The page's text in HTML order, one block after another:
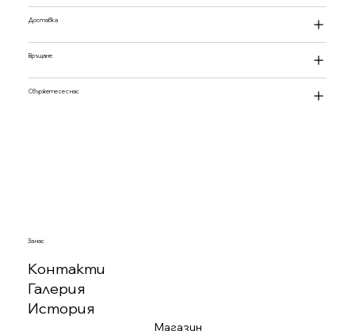
Доставка
Връщане
Свържете се с нас
За нас
Контакти
Галерия
История
Магазин